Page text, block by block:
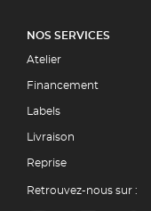
NOS SERVICES
Atelier
Financement
Labels
Livraison
Reprise
Retrouvez-nous sur :